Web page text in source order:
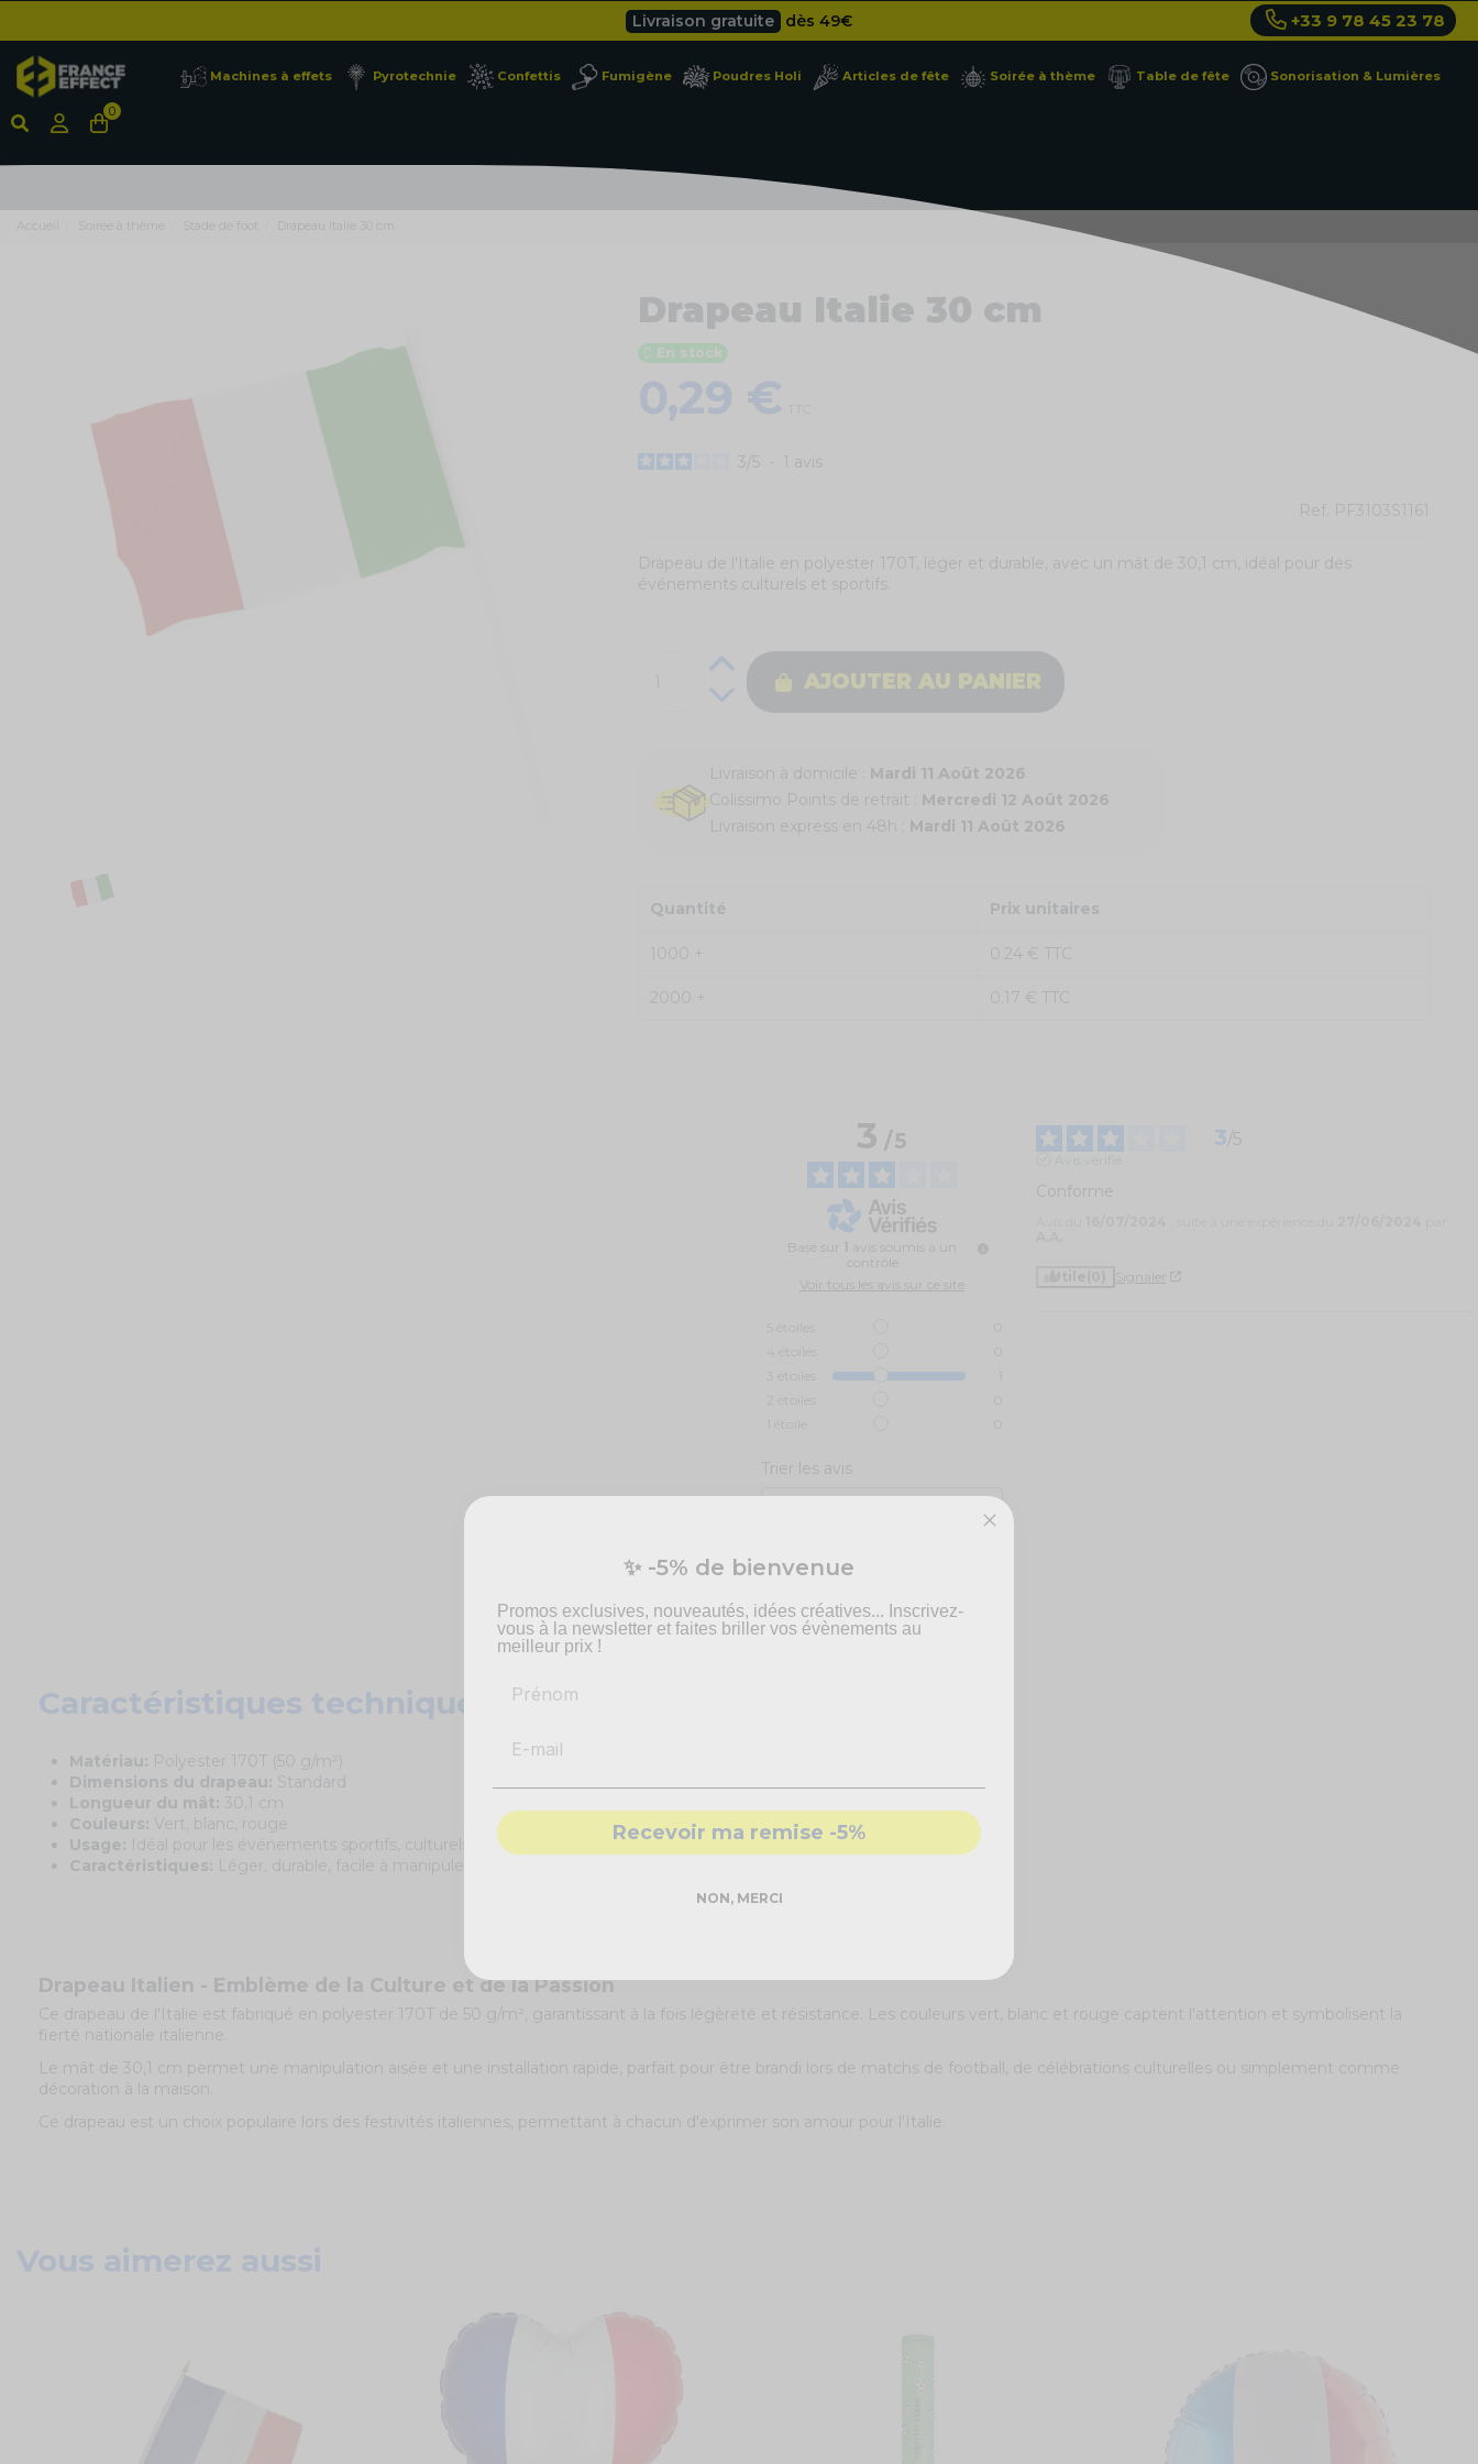
Livraison gratuite dès 49€
Cliquez ici
+33 9 78 45 23 78
Machines à effets Pyrotechnie Confettis Fumigène Poudres Holi Articles de fête Soirée à thème Table de fête Sonorisation & Lumières
0
Accueil Soirée à thème Stade de foot Drapeau Italie 30 cm
Drapeau Italie 30 cm
En stock
0,29 €
3 5 - 1 avis
Ref. PF3103S1161
Drapeau de l'Italie en polyester 170T, léger et durable, avec un mât de 30,1 cm, idéal pour des
événements culturels et sportifs.
AJOUTER AU PANIER
Livraison à domicile : Mardi 11 Août 2026
Colissimo Points de retrait : Mercredi 12 Août 2026
Livraison express en 48h : Mardi 11 Août 2026
Quantité Prix unitaires
1000 + 0.24 € TTC
2000 + 0.17 € TTC
Drapeau Italien - Emblème de la Culture et de la Passion
Ce drapeau de l'Italie est fabriqué en polyester 170T de 50 g/m², garantissant à la fois légèreté et résistance. Les couleurs vert, blanc et rouge captent l'attention et symbolisent la
fierté nationale italienne.
Le mât de 30,1 cm permet une manipulation aisée et une installation rapide, parfait pour être brandi lors de matchs de football, de célébrations culturelles ou simplement comme
décoration à la maison.
Ce drapeau est un choix populaire lors des festivités italiennes, permettant à chacun d'exprimer son amour pour l'Italie.
Caractéristiques techniques
Matériau: Polyester 170T (50 g/m²)
Dimensions du drapeau: Standard
Longueur du mât: 30,1 cm
Couleurs: Vert, blanc, rouge
Usage: Idéal pour les événements sportifs, culturels et décoratifs
Caractéristiques: Léger, durable, facile à manipuler et à installer
3/5
Basé sur
avis soumis à un
contrôle
Voir tous les avis sur ce site
Trier les avis
3/5
Avis vérifié
Conforme
Signaler
Vous aimerez aussi
✨ -5% de bienvenue
Promos exclusives, nouveautés, idées créatives... Inscrivez-
vous à la newsletter et faites briller vos évènements au
meilleur prix !
Prénom
Recevoir ma remise -5%
NON, MERCI